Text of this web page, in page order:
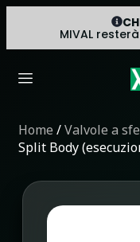
MIVAL
Home /Valvole a
Split Body